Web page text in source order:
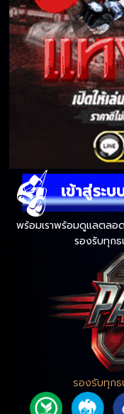
พร้อมเราพร้อมดูแลตล
รองรับทุก
รองรับทุก